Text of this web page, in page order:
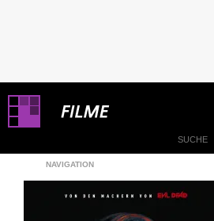
NAVIGATION